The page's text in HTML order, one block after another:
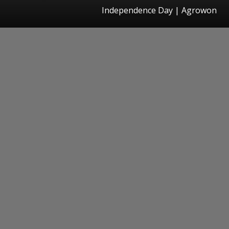
Independence Day | Agrowon